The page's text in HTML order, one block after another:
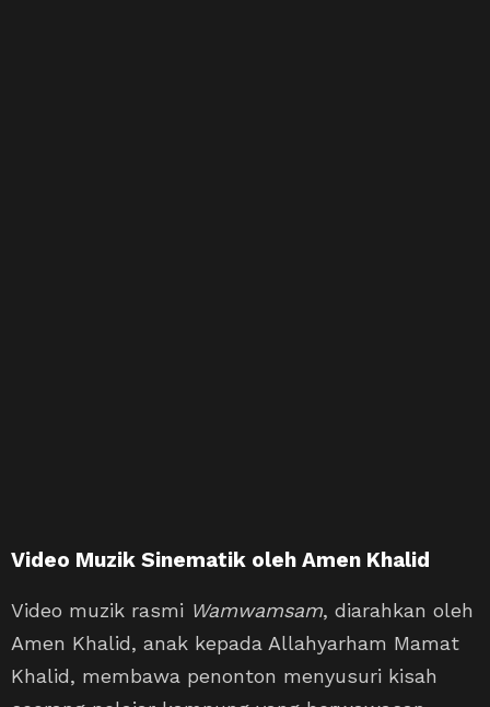
Video Muzik Sinematik oleh Amen Khalid
Video muzik rasmi Wamwamsam, diarahkan oleh
Amen Khalid, anak kepada Allahyarham Mamat
Khalid, membawa penonton menyusuri kisah